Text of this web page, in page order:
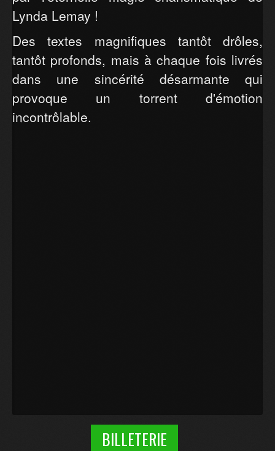
Lynda Lemay !
Des textes magnifiques tantôt drôles,
tantôt profonds, mais à chaque fois livrés
dans une sincérité désarmante qui
provoque un torrent d'émotion
incontrôlable.
BILLETERIE